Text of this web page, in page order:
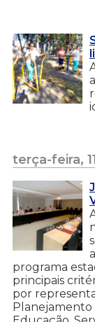
terça-feira,
programa
principais
por
Planejamento